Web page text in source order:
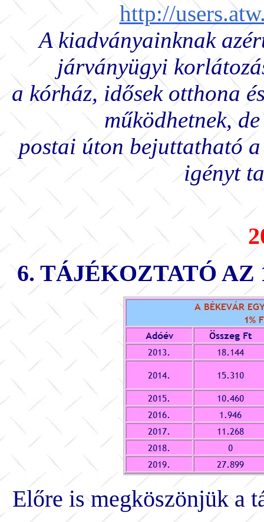
http://
A kiadványainknak
járványügyi
a kórház, idősek otthona
működhetnek,
postai úton bejuttatható a
igényt
6. TÁJÉKOZTATÓ AZ
Előre is megköszönjük a